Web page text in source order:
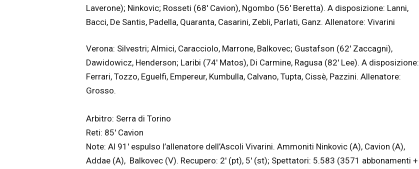
Laverone); Ninkovic; Rosseti (68′ Cavion), Ngombo (56′ Beretta). A disposizione: Lanni,
Bacci, De Santis, Padella, Quaranta, Casarini, Zebli, Parlati, Ganz. Allenatore: Vivarini
Verona: Silvestri; Almici, Caracciolo, Marrone, Balkovec; Gustafson (62′ Zaccagni),
Dawidowicz, Henderson; Laribi (74′ Matos), Di Carmine, Ragusa (82′ Lee). A disposizione:
Ferrari, Tozzo, Eguelfi, Empereur, Kumbulla, Calvano, Tupta, Cissè, Pazzini. Allenatore:
Grosso.
Arbitro: Serra di Torino
Reti: 85′ Cavion
Note: Al 91′ espulso l’allenatore dell’Ascoli Vivarini. Ammoniti Ninkovic (A), Cavion (A),
Addae (A), Balkovec (V). Recupero: 2′ (pt), 5′ (st); Spettatori: 5.583 (3571 abbonamenti +